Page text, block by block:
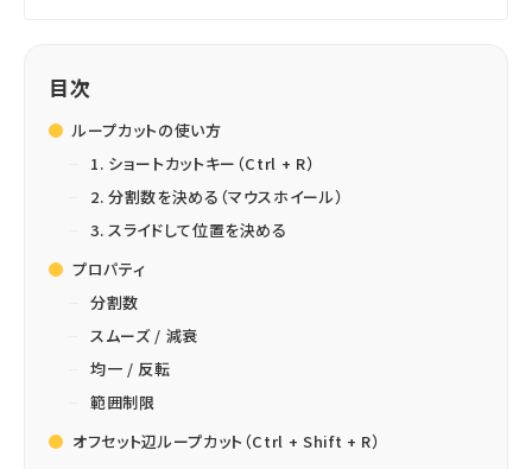
目次
ループカットの使い方
1. ショートカットキー（Ctrl + R）
2. 分割数を決める（マウスホイール）
3. スライドして位置を決める
プロパティ
分割数
スムーズ / 減衰
均一 / 反転
範囲制限
オフセット辺ループカット（Ctrl + Shift + R）